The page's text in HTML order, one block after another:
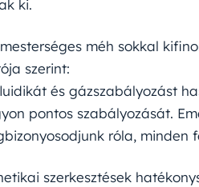
ki.
méh sokkal
szerint:
és gázszabályozást
pontos szabályozását.
róla, minden
szerkesztések